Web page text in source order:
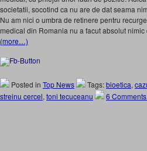
societatii, socotind ca nu are de dat seama
Nu am nici o umbra de retinere pentru
medical din Romania nu a facut absolut
(more…)
Posted in Top News Tags:bioetica,
streinu cercel, toni tecuceanu 6